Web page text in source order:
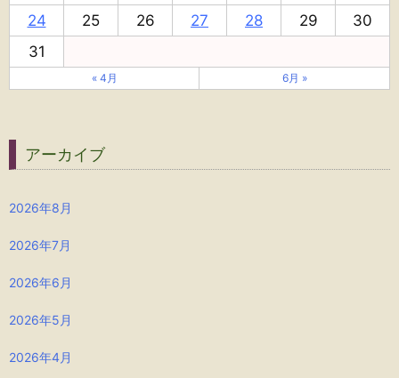
24
25 26 27 28 29
30
31
« 4月 6月 »
アーカイブ
2026年8月
2026年7月
2026年6月
2026年5月
2026年4月